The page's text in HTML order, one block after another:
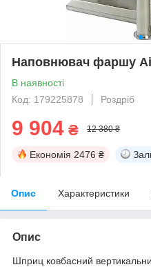
Наповнювач фаршу
В наявності
Код: 179225878
Роздріб
9 904 ₴ 12 380 ₴
Економія 2476 ₴
Опис Характеристики
Опис
Шприц ковбасний